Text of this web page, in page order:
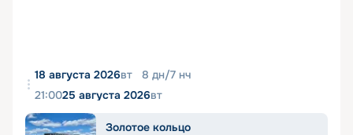
18 августа 2026вт 8 дн/7 нч
21:0025 августа 2026вт
Золотое кольцо